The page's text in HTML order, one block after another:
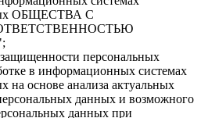
ОБЩЕСТВА С
персональных
в информационных системах
на основе анализа актуальных
данных и возможного
данных при